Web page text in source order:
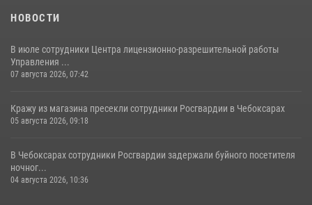
НОВОСТИ
В июле сотрудники Центра лицензионно-разрешительной работы
Управления ...
07 августа 2026, 07:42
Кражу из магазина пресекли сотрудники Росгвардии в Чебоксарах
05 августа 2026, 09:18
В Чебоксарах сотрудники Росгвардии задержали буйного посетителя
ночног...
04 августа 2026, 10:36